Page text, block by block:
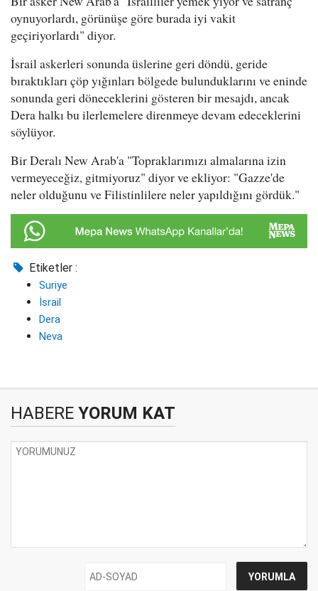
oynuyorlardı, görünüşe göre burada iyi vakit
geçiriyorlardı" diyor.
İsrail askerleri sonunda üslerine geri döndü, geride
bıraktıkları çöp yığınları bölgede bulunduklarını ve eninde
sonunda geri döneceklerini gösteren bir mesajdı, ancak
Dera halkı bu ilerlemelere direnmeye devam edeceklerini
söylüyor.
Bir Deralı New Arab'a "Topraklarımızı almalarına izin
vermeyeceğiz, gitmiyoruz" diyor ve ekliyor: "Gazze'de
neler olduğunu ve Filistinlilere neler yapıldığını gördük."
Etiketler :
Suriye
İsrail
Dera
Neva
HABERE YORUM KAT